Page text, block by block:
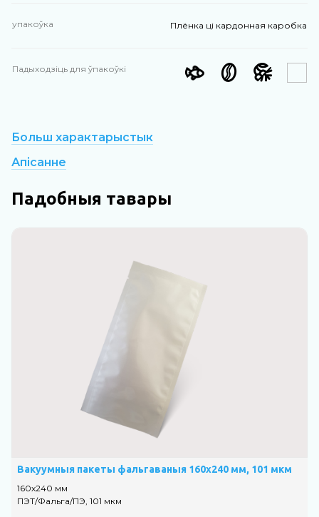
упакоўка Плёнка ці кардонная каробка
Падыходзіць для ўпакоўкі
Больш характарыстык
Апісанне
Падобныя тавары
Вакуумныя пакеты фальгаваныя 160х240 мм, 101 мкм
160х240 мм
ПЭТ/Фальга/ПЭ, 101 мкм